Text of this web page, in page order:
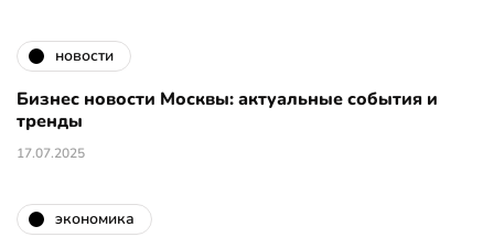
новости
Бизнес новости Москвы: актуальные события и
тренды
17.07.2025
экономика